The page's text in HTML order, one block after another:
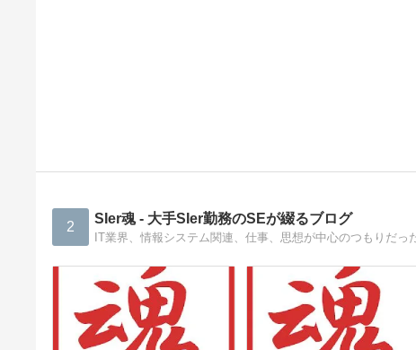
2 SIer魂 - 大手SIer勤務のSEが綴るブログ
IT業界、情報システム関連、仕事、思想が中心のつもりだっ